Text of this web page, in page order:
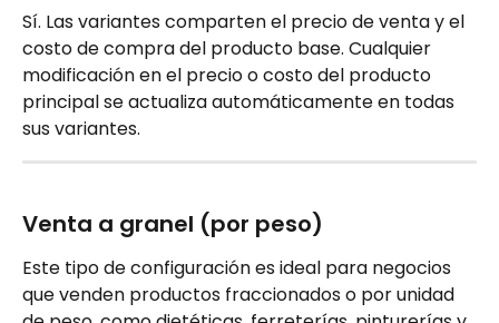
Sí. Las variantes comparten el precio de venta y el
costo de compra del producto base. Cualquier
modificación en el precio o costo del producto
principal se actualiza automáticamente en todas
sus variantes.
Venta a granel (por peso)
Este tipo de configuración es ideal para negocios
que venden productos fraccionados o por unidad